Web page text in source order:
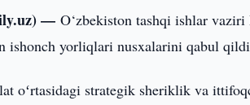
—O‘zbekiston tashqi ishlar
ishonch yorliqlari nusxalarini qabul
oʻrtasidagi strategik sheriklik va